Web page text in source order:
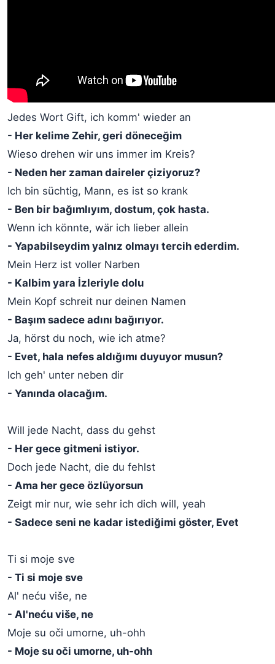
Jedes Wort Gift, ich komm' wieder an
- Her kelime Zehir, geri döneceğim
Wieso drehen wir uns immer im Kreis?
- Neden her zaman daireler çiziyoruz?
Ich bin süchtig, Mann, es ist so krank
- Ben bir bağımlıyım, dostum, çok hasta.
Wenn ich könnte, wär ich lieber allein
- Yapabilseydim yalnız olmayı tercih ederdim.
Mein Herz ist voller Narben
- Kalbim yara İzleriyle dolu
Mein Kopf schreit nur deinen Namen
- Başım sadece adını bağırıyor.
Ja, hörst du noch, wie ich atme?
- Evet, hala nefes aldığımı duyuyor musun?
Ich geh' unter neben dir
- Yanında olacağım.
Will jede Nacht, dass du gehst
- Her gece gitmeni istiyor.
Doch jede Nacht, die du fehlst
- Ama her gece özlüyorsun
Zeigt mir nur, wie sehr ich dich will, yeah
- Sadece seni ne kadar istediğimi göster, Evet
Ti si moje sve
- Ti si moje sve
Al' neću više, ne
- Al'neću više, ne
Moje su oči umorne, uh-ohh
- Moje su oči umorne, uh-ohh